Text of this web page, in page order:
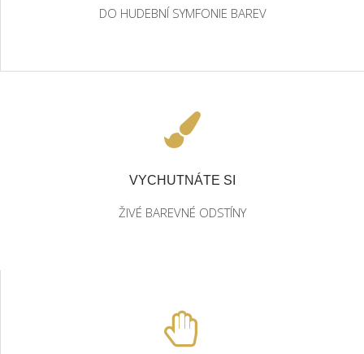
DO HUDEBNÍ SYMFONIE BAREV
VYCHUTNÁTE SI
ŽIVÉ BAREVNÉ ODSTÍNY